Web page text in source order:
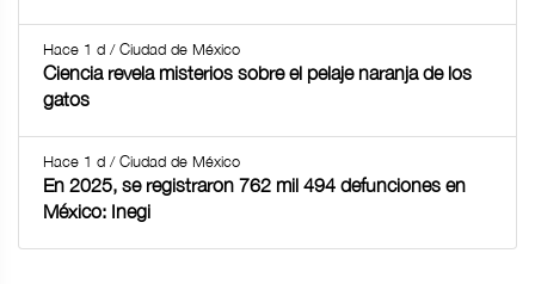
Hace 1 d / Ciudad de México
Ciencia revela misterios sobre el pelaje naranja de los
gatos
Hace 1 d / Ciudad de México
En 2025, se registraron 762 mil 494 defunciones en
México: Inegi